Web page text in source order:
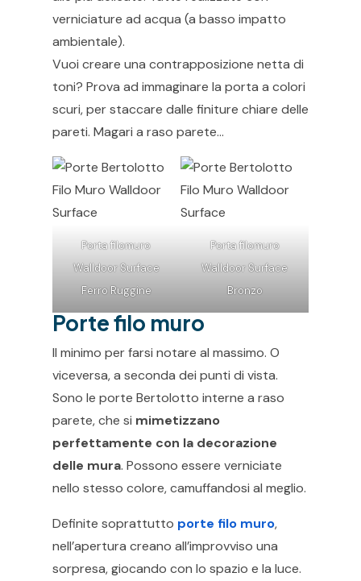
verniciature ad acqua (a basso impatto
ambientale).
Vuoi creare una contrapposizione netta di
toni? Prova ad immaginare la porta a colori
scuri, per staccare dalle finiture chiare delle
pareti. Magari a raso parete…
Porta filomuro
Walldoor Surface
Ferro Ruggine
Porta filomuro
Walldoor Surface
Bronzo
Porte filo muro
Il minimo per farsi notare al massimo. O
viceversa, a seconda dei punti di vista.
Sono le porte Bertolotto interne a raso
parete, che si mimetizzano
perfettamente con la decorazione
delle mura. Possono essere verniciate
nello stesso colore, camuffandosi al meglio.
Definite soprattutto porte filo muro,
nell’apertura creano all’improvviso una
sorpresa, giocando con lo spazio e la luce.